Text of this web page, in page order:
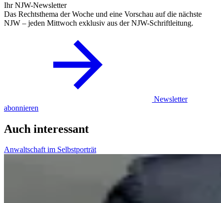
Ihr NJW-Newsletter
Das Rechtsthema der Woche und eine Vorschau auf die nächste
NJW – jeden Mittwoch exklusiv aus der NJW-Schriftleitung.
Newsletter
abonnieren
Auch interessant
Anwaltschaft im Selbstporträt